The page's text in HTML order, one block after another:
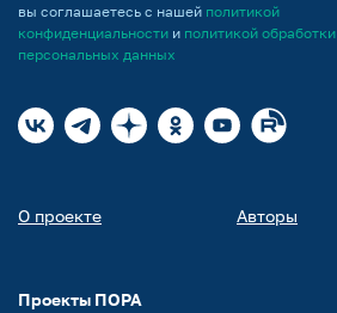
вы соглашаетесь с нашей политикой
конфиденциальности и политикой обработки
персональных данных
О проекте Авторы
Проекты ПОРА